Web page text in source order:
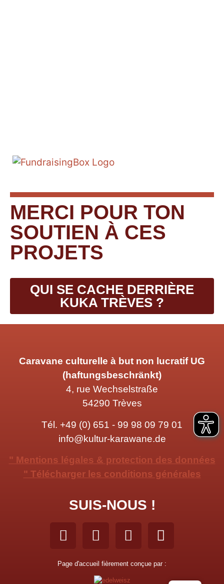
MERCI POUR TON
SOUTIEN À CES
PROJETS
QUI SE CACHE DERRIÈRE
KUKA TRÈVES ?
Caravane culturelle à but non lucratif UG
(haftungsbeschränkt)
4, rue Wechselstraße
54290 Trèves
Tél. +49 (0) 651 - 99 98 09 79 01
info@kultur-karawane.de
" Mentions légales & protection des données
" Télécharger les conditions générales
SUIS-NOUS !
Page d'accueil fièrement conçue par :